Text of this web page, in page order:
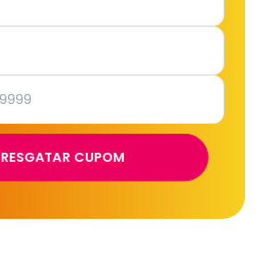
RESGATAR CUPOM